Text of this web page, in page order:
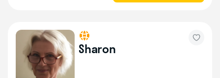
Sharon